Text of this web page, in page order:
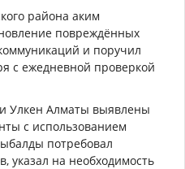
района аким
повреждённых
и поручил
с ежедневной проверкой
Улкен Алматы выявлены
с использованием
потребовал
указал на необходимость